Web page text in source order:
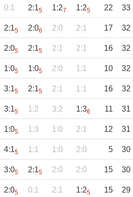
0:1 2:15 1:27 1:25 22 33
2:15 2:06 2:0 2:1 17 32
2:05 2:15 2:1 2:1 16 32
1:05 1:05 2:0 1:1 10 32
3:15 2:15 2:1 1:1 16 32
3:15 1:2 3:2 1:36 11 31
1:05 1:3 1:0 2:1 12 31
4:15 1:1 1:0 2:0 5 30
3:05 2:15 2:0 2:0 15 30
2:05 0:1 2:1 1:25 15 29